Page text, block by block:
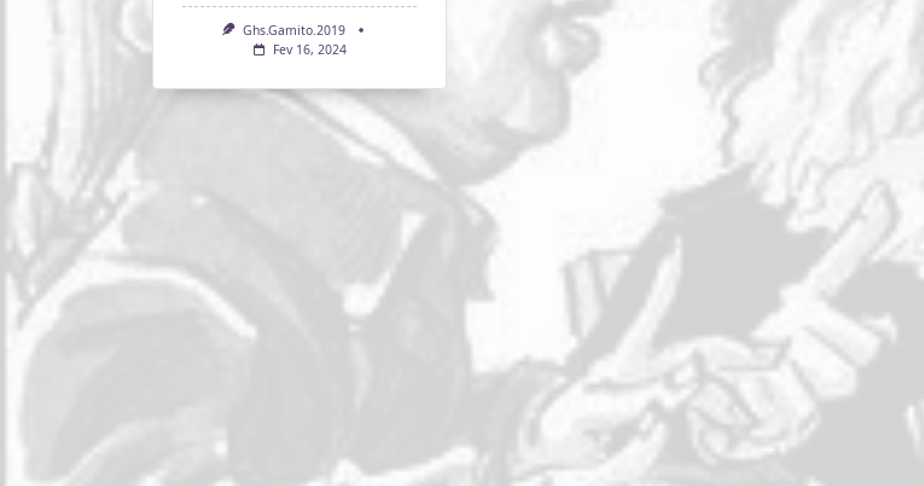
Ghs.gamito.2019
Fev 16, 2024